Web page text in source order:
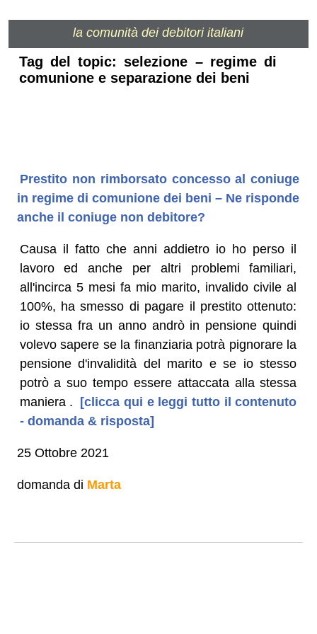
la comunità dei debitori italiani
Tag del topic: selezione – regime di
comunione e separazione dei beni
Prestito non rimborsato concesso al coniuge
in regime di comunione dei beni – Ne risponde
anche il coniuge non debitore?
Causa il fatto che anni addietro io ho perso il
lavoro ed anche per altri problemi familiari,
all'incirca 5 mesi fa mio marito, invalido civile al
100%, ha smesso di pagare il prestito ottenuto:
io stessa fra un anno andrò in pensione quindi
volevo sapere se la finanziaria potrà pignorare la
pensione d'invalidità del marito e se io stesso
potrò a suo tempo essere attaccata alla stessa
maniera . [clicca qui e leggi tutto il contenuto
- domanda & risposta]
25 Ottobre 2021
domanda di Marta